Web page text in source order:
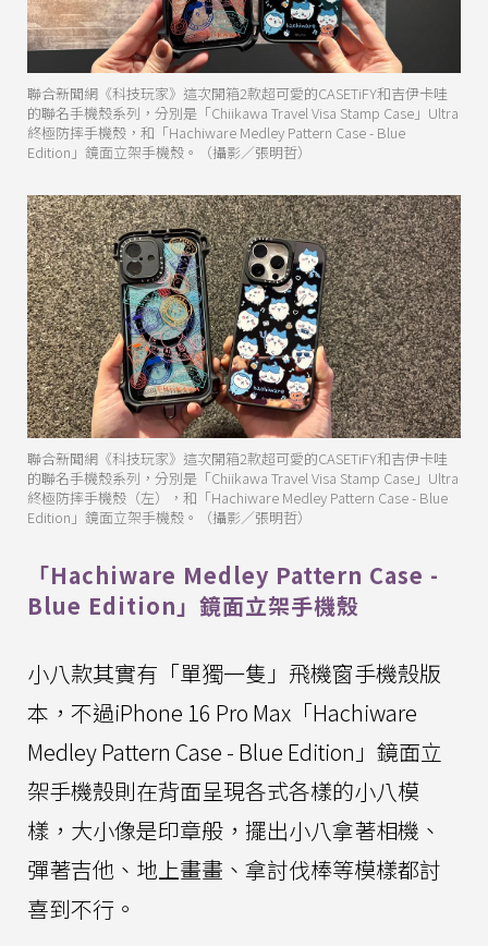
聯合新聞網《科技玩家》這次開箱2款超可愛的CASETiFY和吉伊卡哇
的聯名手機殼系列，分別是「Chiikawa Travel Visa Stamp Case」Ultra
終極防摔手機殼，和「Hachiware Medley Pattern Case - Blue
Edition」鏡面立架手機殼。（攝影／張明哲）
聯合新聞網《科技玩家》這次開箱2款超可愛的CASETiFY和吉伊卡哇
的聯名手機殼系列，分別是「Chiikawa Travel Visa Stamp Case」Ultra
終極防摔手機殼（左），和「Hachiware Medley Pattern Case - Blue
Edition」鏡面立架手機殼。（攝影／張明哲）
「Hachiware Medley Pattern Case -
Blue Edition」鏡面立架手機殼
小八款其實有「單獨一隻」飛機窗手機殼版
本，不過iPhone 16 Pro Max「Hachiware
Medley Pattern Case - Blue Edition」鏡面立
架手機殼則在背面呈現各式各樣的小八模
樣，大小像是印章般，擺出小八拿著相機、
彈著吉他、地上畫畫、拿討伐棒等模樣都討
喜到不行。